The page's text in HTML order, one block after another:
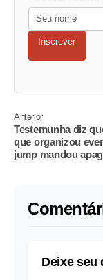
Inscrever
Anterior
Testemunha diz
que organizou
jump mandou
Deixe seu